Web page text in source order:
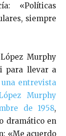
«Políticas
siempre
Murphy
para llevar a
entrevista
Murphy
de 1958,
dramático en
«Me acuerdo